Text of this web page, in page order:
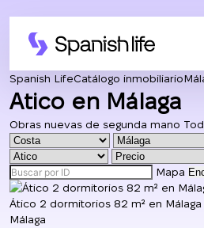
Spanish LifeCatálogo inmobiliario
Atico en Málaga
Obras nuevas de segunda mano
Mapa
Ático 2 dormitorios 82 m² en Málaga
Málaga